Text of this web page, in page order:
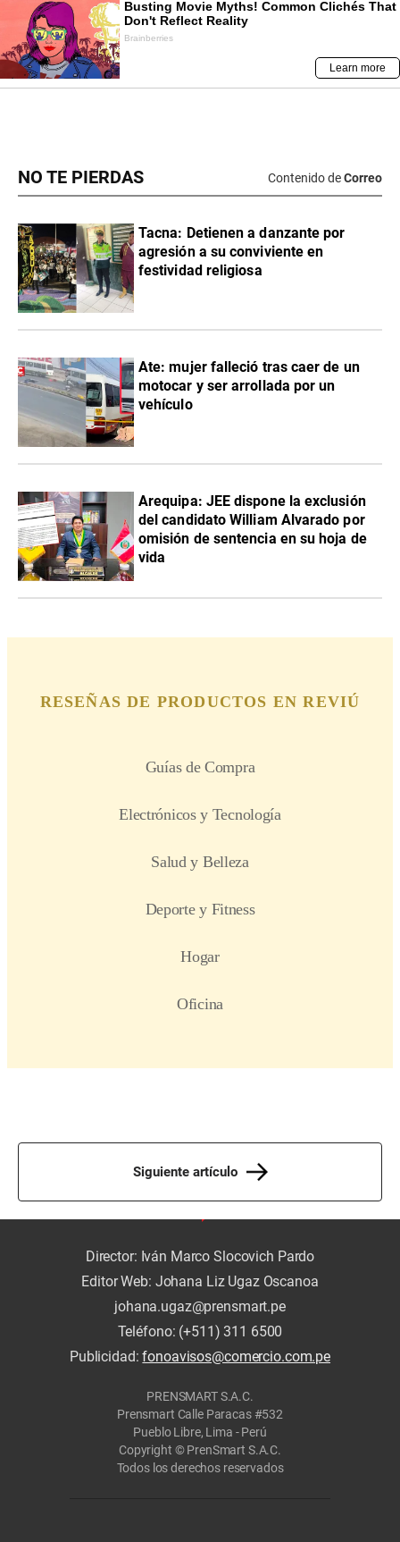
NO TE PIERDAS Contenido deCorreo
Tacna: Detienen a danzante por
agresión a su conviviente en
festividad religiosa
Ate: mujer falleció tras caer de un
motocar y ser arrollada por un
vehículo
​Arequipa: JEE dispone la exclusión
del candidato William Alvarado por
omisión de sentencia en su hoja de
vida
Siguiente artículo
Director: Iván Marco Slocovich Pardo
Editor Web: Johana Liz Ugaz Oscanoa
johana.ugaz@prensmart.pe
Teléfono: (+511) 311 6500
Publicidad:fonoavisos@comercio.com.pe
PRENSMART S.A.C.
Prensmart Calle Paracas #532
Pueblo Libre, Lima - Perú
Copyright © PrenSmart S.A.C.
Todos los derechos reservados